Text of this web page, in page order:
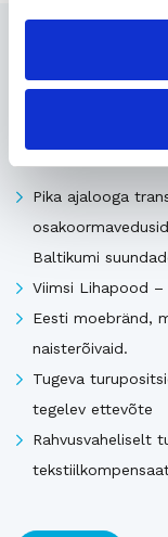
Uusimad müügis
Pika ajalooga
Baltikumi
Viimsi Lihapood
Eesti moebränd,
naisterõivaid.
Tugeva
tegelev ettevõte
Rahvusvaheliselt